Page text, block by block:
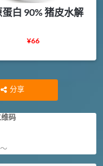
蛋白 90% 猪皮水解
¥66
分享
码